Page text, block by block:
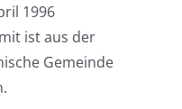
1996
ist aus der
Gemeinde